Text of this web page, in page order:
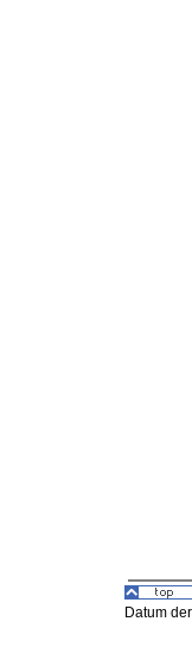
Datum